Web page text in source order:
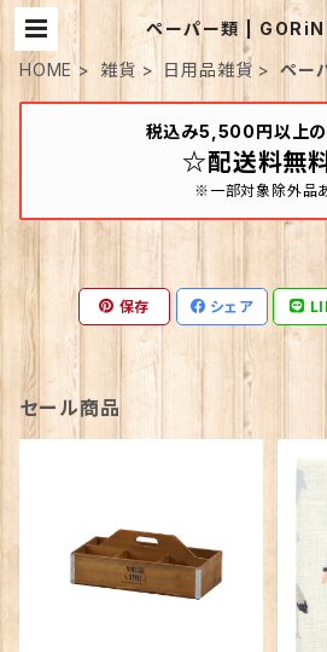
ペーパー類 |
HOME
雑貨 日用品雑貨 ペー
税込み5,500円以上の
☆配送料無
※一部対象除外品
保存 シェア
セール商品